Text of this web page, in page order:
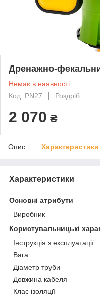
Дренажно-
Немає в наявності
Код: PN27
Роздріб
2 070 ₴
Опис Характеристики
Характеристики
Основні атрибути
Виробник
Користувальницькі
Інструкція з експлуатації
Вага
Діаметр труби
Довжина кабеля
Клас ізоляції